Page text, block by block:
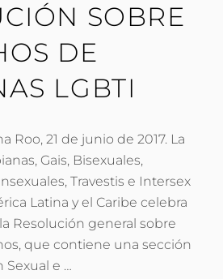
SOBRE
DE
LGBTI
Roo, 21 de junio de 2017. La
Gais, Bisexuales,
Travestis e Intersex
Latina y el Caribe celebra
Resolución general sobre
que contiene una sección
Sexual e …